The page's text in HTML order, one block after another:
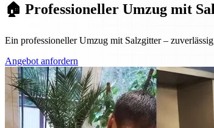
🏠 Professioneller Umzug mit
Ein professioneller Umzug mit Salzgitter –
Angebot anfordern